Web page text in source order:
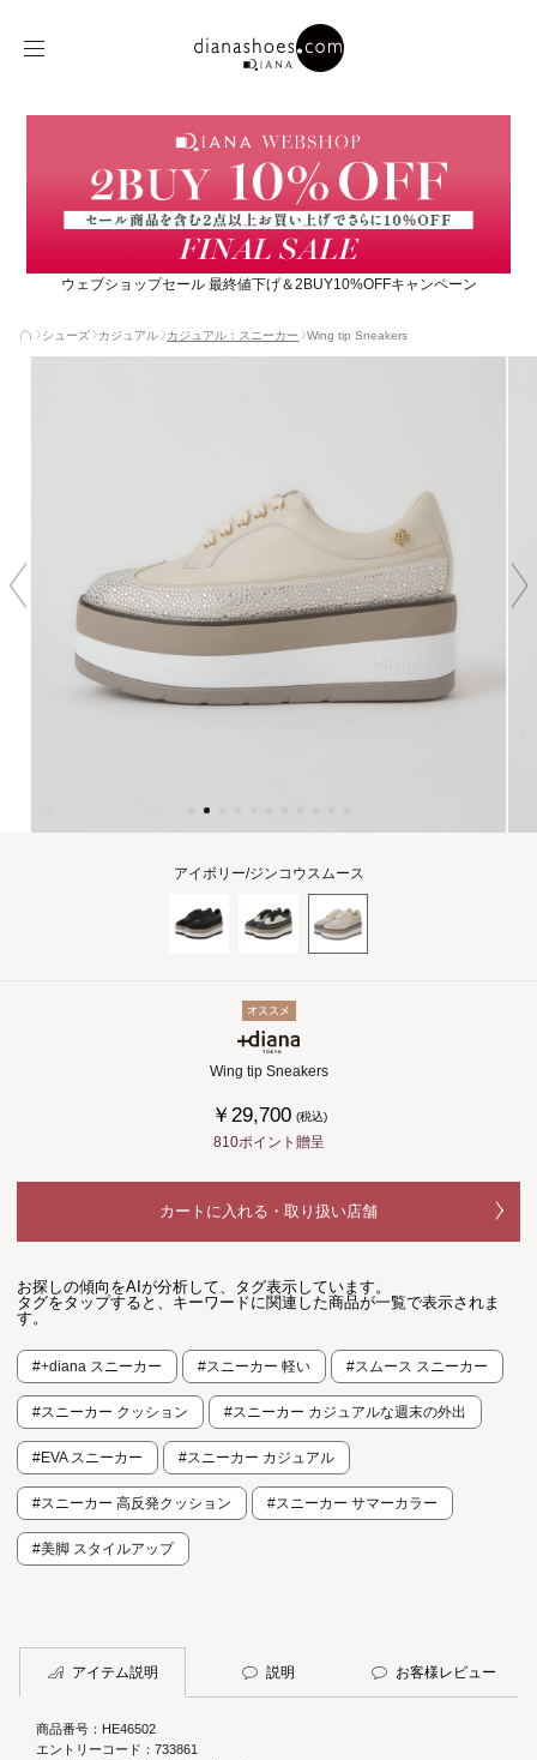
ウェブショップセール 最終値下げ＆2BUY10%OFFキャンペーン
シューズ カジュアル カジュアル：スニーカー Wing tip Sneakers
アイボリー/ジンコウスムース
Wing tip Sneakers
￥29,700 (税込)
810ポイント贈呈
カートに入れる・取り扱い店舗
お探しの傾向をAIが分析して、タグ表示しています。
タグをタップすると、キーワードに関連した商品が一覧で表示されま
す。
#+diana スニーカー #スニーカー 軽い #スムース スニーカー
#スニーカー クッション #スニーカー カジュアルな週末の外出
#EVA スニーカー #スニーカー カジュアル
#スニーカー 高反発クッション #スニーカー サマーカラー
#美脚 スタイルアップ
アイテム説明 説明 お客様レビュー
商品番号：HE46502
エントリーコード：733861